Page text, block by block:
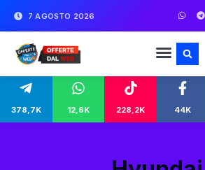
7 AGOSTO 2026
378,7K 12,6K 228,2K 44K